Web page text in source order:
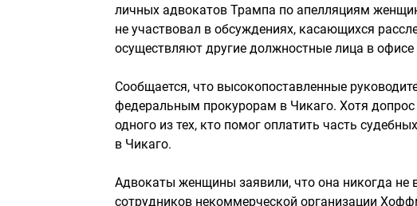
личных адвокатов Трампа по апелляциям
не участвовал в обсуждениях, касающихся
осуществляют другие должностные лица в офисе
Сообщается, что высокопоставленные
федеральным прокурорам в Чикаго. Хотя
одного из тех, кто помог оплатить часть
в Чикаго.
Адвокаты женщины заявили, что она никогда не
сотрудников некоммерческой организации